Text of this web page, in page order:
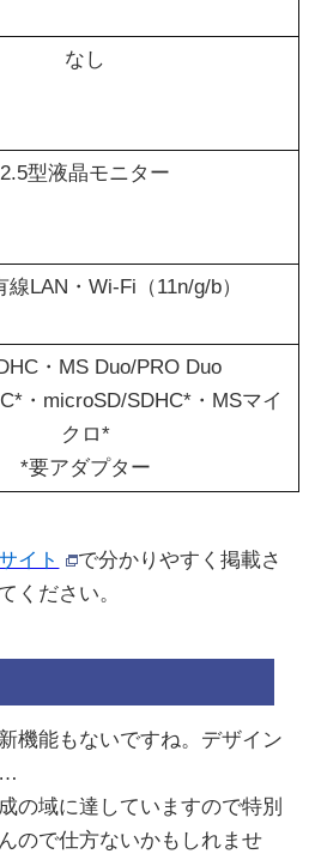
なし
2.5型液晶モニター
線LAN・Wi-Fi（11n/g/b）
・MS Duo/PRO Duo
・microSD/SDHC*・MSマイ
クロ*
*要アダプター
イト
で分かりやすく掲載さ
ください。
機能もないですね。デザイン
…
の域に達していますので特別
ので仕方ないかもしれませ